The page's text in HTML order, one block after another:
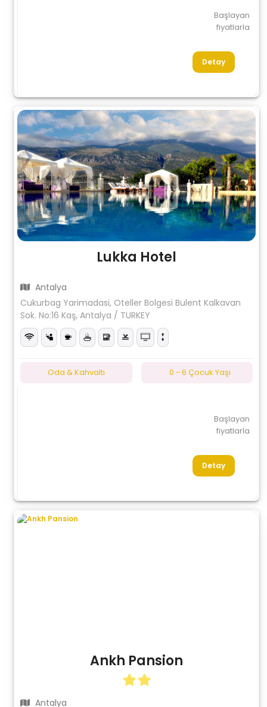
Başlayan
fiyatlarla
Detay
Lukka Hotel
Antalya
Cukurbag Yarimadasi, Oteller Bolgesi Bulent Kalkavan
Sok. No:16 Kaş, Antalya / TURKEY
Oda & Kahvaltı 0 - 6 Çocuk Yaşı
Başlayan
fiyatlarla
Detay
Ankh Pansion
Antalya